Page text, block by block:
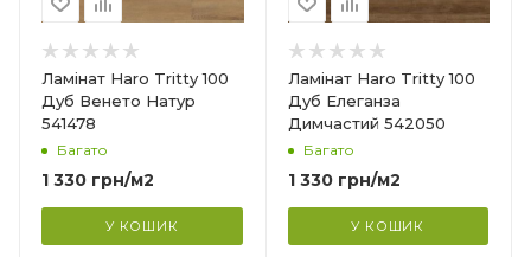
Ламінат Haro Tritty 100
Дуб Венето Натур
541478
Багато
1 330 грн/м2
У КОШИК
Товщина
Ширина
193 мм
Довжина
1282 мм
Фаска
4V
Ламінат Haro Tritty 100
Дуб Елеганза
Димчастий 542050
Багато
1 330грн/м2
У КОШИК